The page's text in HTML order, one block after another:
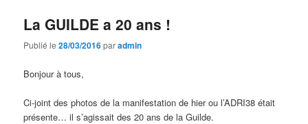
La GUILDE a 20 ans !
Publié le28/03/2016paradmin
Bonjour à tous,
Ci-joint des photos de la manifestation de hier ou l’ADRI38 était
présente… il s’agissait des 20 ans de la Guilde.